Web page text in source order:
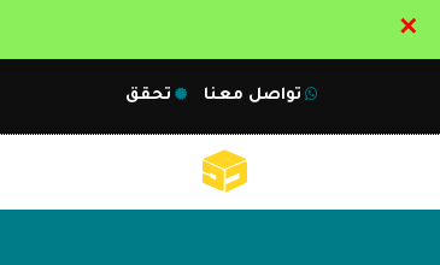
تواصل معنا تحقق
✕